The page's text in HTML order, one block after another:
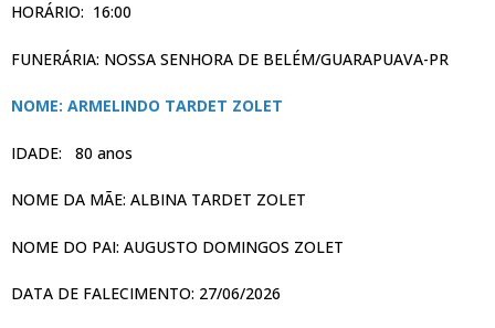
HORÁRIO: 16:00
FUNERÁRIA: NOSSA SENHORA DE BELÉM/GUARAPUAVA-PR
NOME: ARMELINDO TARDET ZOLET
IDADE: 80 anos
NOME DA MÃE: ALBINA TARDET ZOLET
NOME DO PAI: AUGUSTO DOMINGOS ZOLET
DATA DE FALECIMENTO: 27/06/2026